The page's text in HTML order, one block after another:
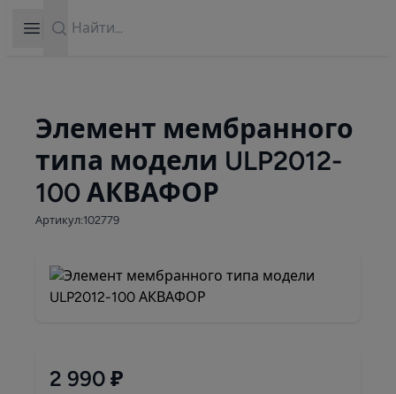
Open sidebar
Элемент мембранного
типа модели ULP2012-
100 АКВАФОР
Артикул:102779
2 990 ₽